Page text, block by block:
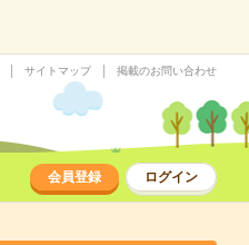
サイトマップ 掲載のお問い合わせ
会員登録 ログイン